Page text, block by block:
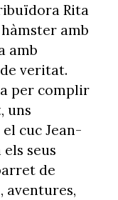
Rita
amb
amb
veritat.
per complir
uns
cuc Jean-
seus
de
aventures,